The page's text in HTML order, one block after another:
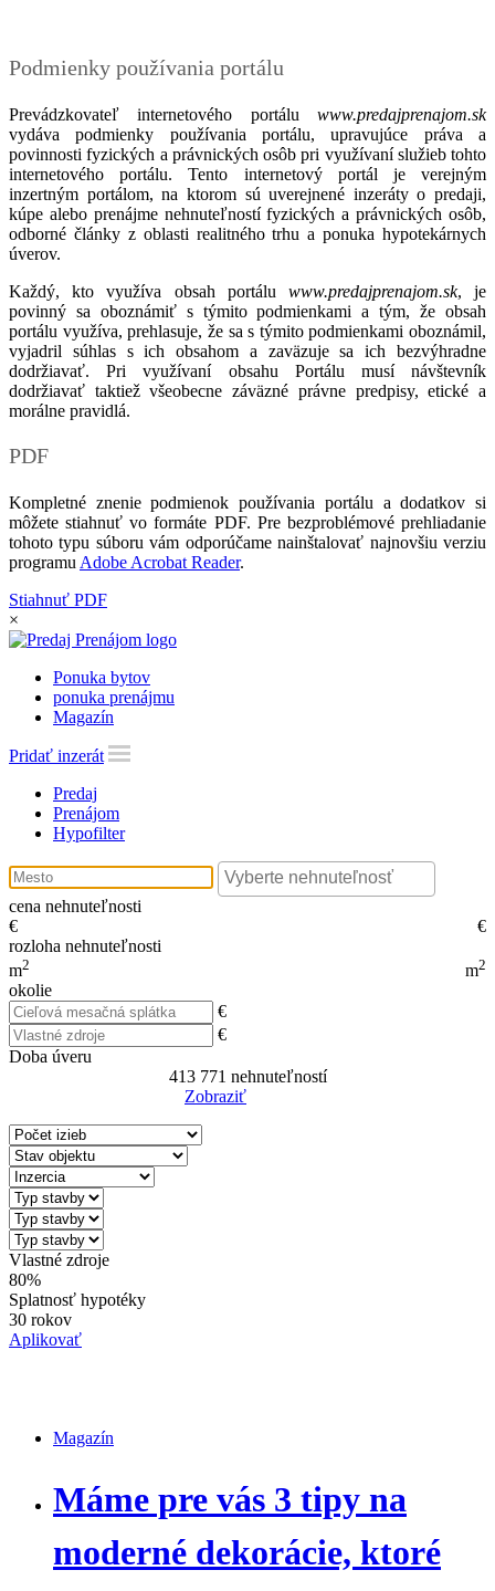
Podmienky používania portálu
Prevádzkovateľ internetového portálu www.predajprenajom.sk
vydáva podmienky používania portálu, upravujúce práva a
povinnosti fyzických a právnických osôb pri využívaní služieb tohto
internetového portálu. Tento internetový portál je verejným
inzertným portálom, na ktorom sú uverejnené inzeráty o predaji,
kúpe alebo prenájme nehnuteľností fyzických a právnických osôb,
odborné články z oblasti realitného trhu a ponuka hypotekárnych
úverov.
Každý, kto využíva obsah portálu www.predajprenajom.sk, je
povinný sa oboznámiť s týmito podmienkami a tým, že obsah
portálu využíva, prehlasuje, že sa s týmito podmienkami oboznámil,
vyjadril súhlas s ich obsahom a zaväzuje sa ich bezvýhradne
dodržiavať. Pri využívaní obsahu Portálu musí návštevník
dodržiavať taktiež všeobecne záväzné právne predpisy, etické a
morálne pravidlá.
PDF
Kompletné znenie podmienok používania portálu a dodatkov si
môžete stiahnuť vo formáte PDF. Pre bezproblémové prehliadanie
tohoto typu súboru vám odporúčame nainštalovať najnovšiu verziu
programu Adobe Acrobat Reader.
Stiahnuť PDF
×
Ponuka bytov
ponuka prenájmu
Magazín
Pridať inzerát
Predaj
Prenájom
Hypofilter
cena nehnuteľnosti
€
€
rozloha nehnuteľnosti
m2 m2
okolie
€
€
Doba úveru
413 771 nehnuteľností
Zobraziť
Vlastné zdroje
80%
Splatnosť hypotéky
30 rokov
Aplikovať
Magazín
Máme pre vás 3 tipy na
moderné dekorácie, ktoré